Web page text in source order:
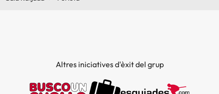
Altres iniciatives d'èxit del grup